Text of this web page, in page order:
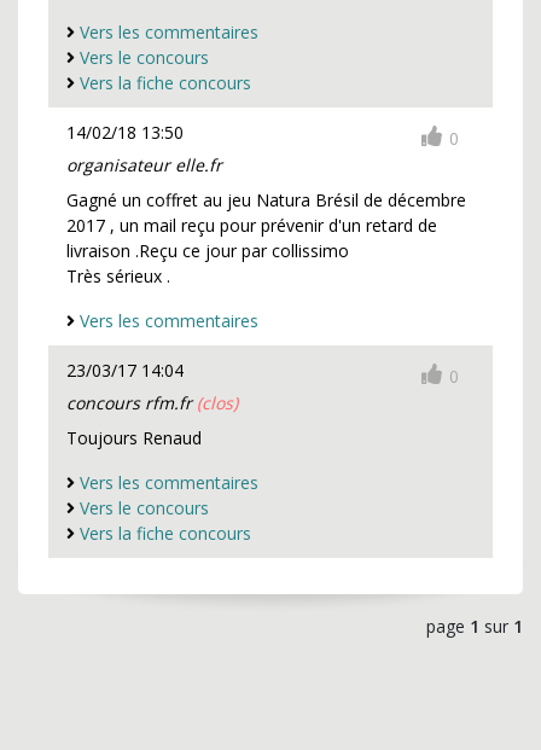
Vers les commentaires
Vers le concours
Vers la fiche concours
14/02/18 13:50
0
organisateur elle.fr
Gagné un coffret au jeu Natura Brésil de décembre
2017 , un mail reçu pour prévenir d'un retard de
livraison .Reçu ce jour par collissimo
Très sérieux .
Vers les commentaires
23/03/17 14:04
0
concours rfm.fr(clos)
Toujours Renaud
Vers les commentaires
Vers le concours
Vers la fiche concours
page 1 sur 1